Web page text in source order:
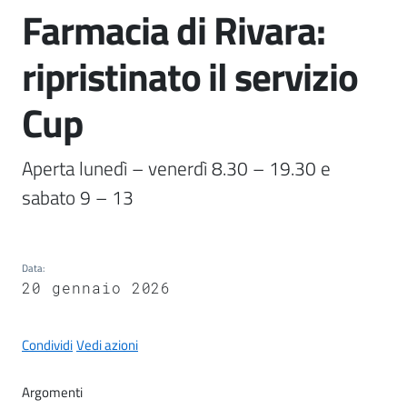
Amministrazione
Novità
Menu selezionato
Servizi
Vivere
il
A
p
Salta al contenuto
Farmacia di Rivara:
ripristinato il servizio
Cup
Aperta lunedì – venerdì 8.30 – 19.30 e
sabato 9 – 13
Data:
20 gennaio 2026
CondividiVedi azioni
Argomenti